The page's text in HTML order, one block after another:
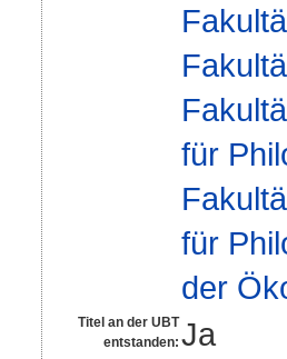
für
für
der
Titel an der UBT
entstanden: Ja